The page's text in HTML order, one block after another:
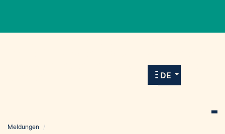
allen Meldungen und Downloads unserer
DE
Meldungen /